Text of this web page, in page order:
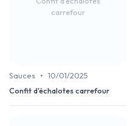
carrefour
Sauces • 10/01/2025
Confit d'échalotes carrefour